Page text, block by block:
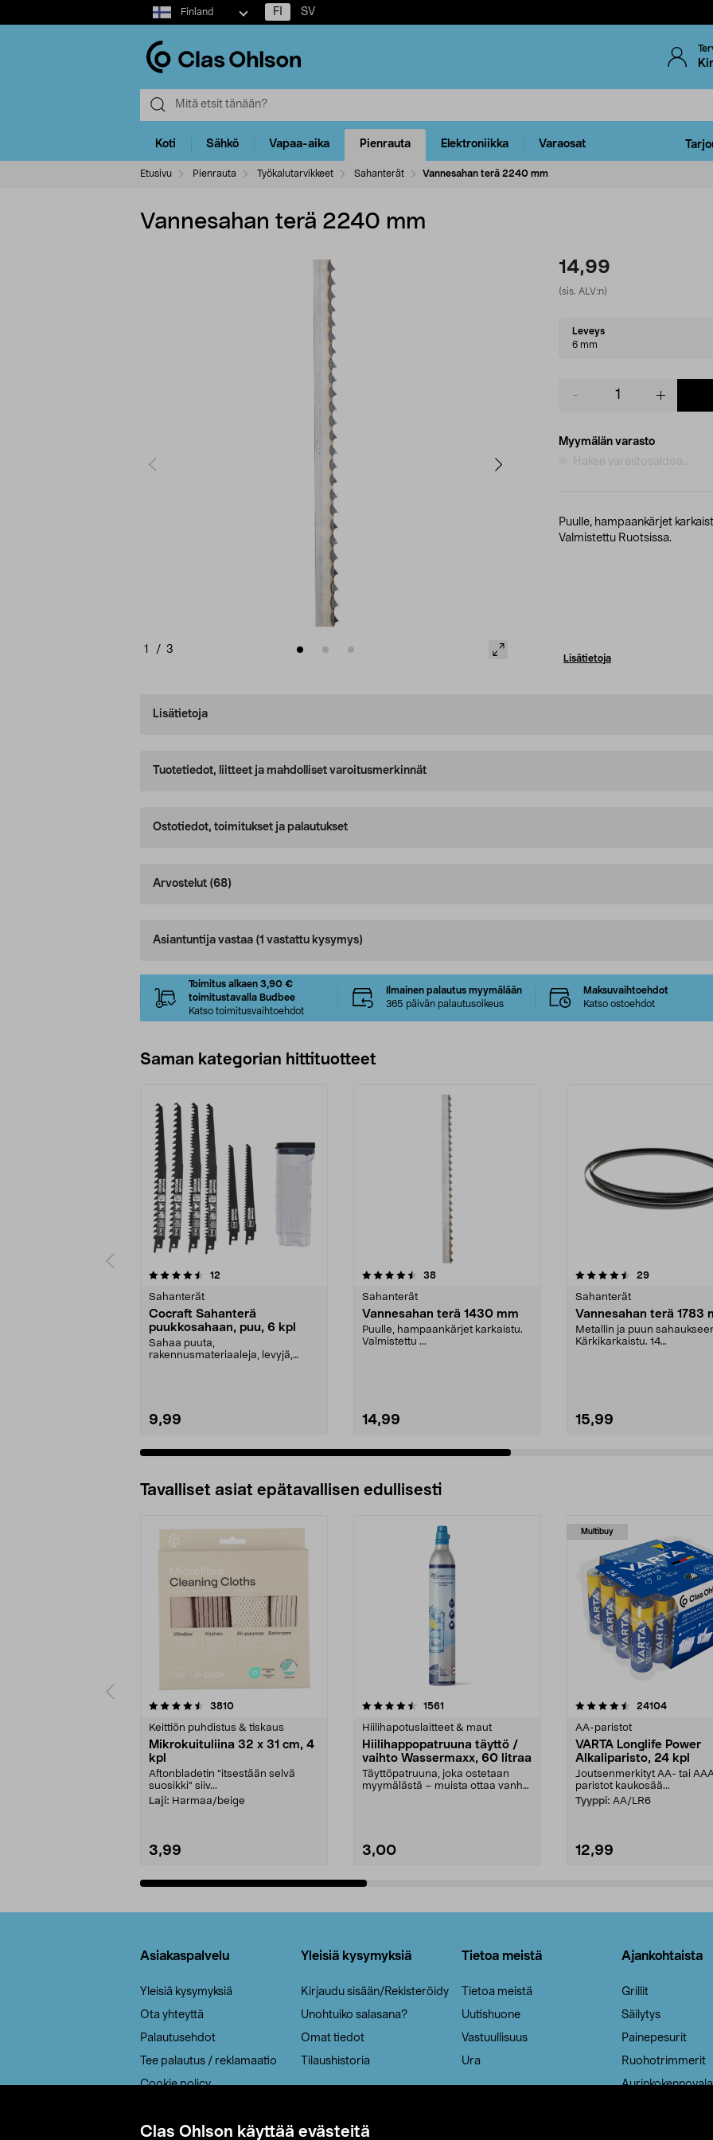
Clas Ohlson käyttää evästeitä
Select
market
Finland FI SV
Koti Sähkö Vapaa-aika Pienrauta Elektroniikka Varaosat
Etusivu Pienrauta Työkalutarvikkeet Sahanterät Vannesahan terä 2240 mm
Vannesahan terä 2240 mm
1 / 3
14,99
(sis. ALV:n)
Select
variant
Leveys
6 mm
Myymälän varasto
Hakee varastosaldoa...
Puulle, hampaankärjet
Valmistettu Ruotsissa.
Lisätietoja
Lisätietoja
Tuotetiedot, liitteet ja mahdolliset varoitusmerkinnät
Ostotiedot, toimitukset ja palautukset
Arvostelut (68)
Asiantuntija vastaa (1 vastattu kysymys)
Toimitus alkaen 3,90 €
toimitustavalla Budbee
Katso toimitusvaihtoehdot
Ilmainen palautus myymälään
365 päivän palautusoikeus
Maksuvaihtoehdot
Katso ostoehdot
Saman kategorian hittituotteet
12
Sahanterät
Cocraft Sahanterä
puukkosahaan, puu, 6 kpl
Sahaa puuta,
rakennusmateriaaleja, levyjä,
9,99
4.5 viidestä
38arvostelut
Sahanterät
Vannesahan terä 1430 mm
Puulle, hampaankärjet karkaistu.
Valmistettu ...
14,99
4.5 viidestä
29arvostelut
Sahanterät
Vannesahan terä 1783
Metallin ja puun
Kärkikarkaistu. 14
15,99
4.5 viidestä
Tavalliset asiat epätavallisen edullisesti
3810arvostelut
Keittiön puhdistus & tiskaus
Mikrokuituliina 32 x 31 cm, 4
kpl
Aftonbladetin "itsestään selvä
suosikki" siiv...
Laji: Harmaa/beige
3,99
4.5viidestä
1561
Hiilihapotuslaitteet & maut
Hiilihappopatruuna täyttö /
vaihto Wassermaxx, 60 litraa
Täyttöpatruuna, joka ostetaan
myymälästä – muista ottaa vanha
3,00
Multibuy
4.5viidestä
24104arvostelut
AA-paristot
VARTA Longlife Power
Alkaliparisto, 24 kpl
Joutsenmerkityt AA- tai
paristot kaukosää...
Tyyppi: AA/LR6
12,99
4.5viidestä
Asiakaspalvelu
Yleisiä kysymyksiä
Ota yhteyttä
Palautusehdot
Tee palautus / reklamaatio
Cookie policy
Saavutettavuus
Yleisiä kysymyksiä
Kirjaudu sisään/Rekisteröidy
Unohtuiko salasana?
Omat tiedot
Tilaushistoria
Tietoa meistä
Tietoa meistä
Uutishuone
Vastuullisuus
Ura
Ajankohtaista
Grillit
Säilytys
Painepesurit
Ruohotrimmerit